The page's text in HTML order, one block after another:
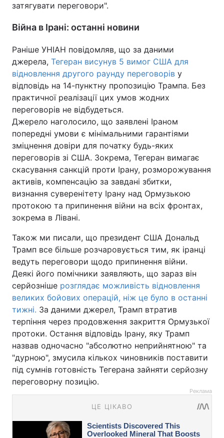
затягувати переговори".
Війна в Ірані: останні новини
Раніше УНІАН повідомляв, що за даними
джерела, Тегеран висунув 5 вимог США для
відновлення другого раунду переговорів у
відповідь на 14-пунктну пропозицію Трампа. Без
практичної реалізації цих умов жодних
переговорів не відбудеться.
Джерело наголосило, що заявлені Іраном
попередні умови є мінімальними гарантіями
зміцнення довіри для початку будь-яких
переговорів зі США. Зокрема, Тегеран вимагає
скасування санкцій проти Ірану, розморожування
активів, компенсацію за завдані збитки,
визнання суверенітету Ірану над Ормузькою
протокою та припинення війни на всіх фронтах,
зокрема в Лівані.
Також ми писали, що президент США Дональд
Трамп все більше розчаровується тим, як іранці
ведуть переговори щодо припинення війни.
Деякі його помічники заявляють, що зараз він
серйозніше розглядає можливість відновлення
великих бойових операцій, ніж це було в останні
тижні. За даними джерел, Трамп втратив
терпіння через продовження закриття Ормузької
протоки. Остання відповідь Ірану, яку Трамп
назвав одночасно "абсолютно неприйнятною" та
"дурною", змусила кількох чиновників поставити
під сумнів готовність Тегерана зайняти серйозну
переговорну позицію.
Реклама